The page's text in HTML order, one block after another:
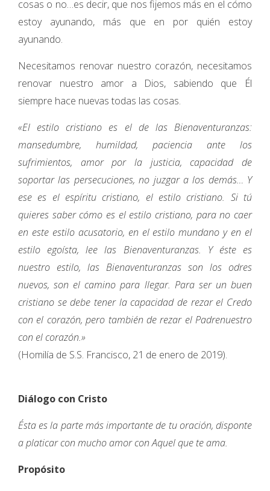
cosas o no…es decir, que nos fijemos más en el cómo
estoy ayunando, más que en por quién estoy
ayunando.
Necesitamos renovar nuestro corazón, necesitamos
renovar nuestro amor a Dios, sabiendo que Él
siempre hace nuevas todas las cosas.
«El estilo cristiano es el de las Bienaventuranzas:
mansedumbre, humildad, paciencia ante los
sufrimientos, amor por la justicia, capacidad de
soportar las persecuciones, no juzgar a los demás… Y
ese es el espíritu cristiano, el estilo cristiano. Si tú
quieres saber cómo es el estilo cristiano, para no caer
en este estilo acusatorio, en el estilo mundano y en el
estilo egoísta, lee las Bienaventuranzas. Y éste es
nuestro estilo, las Bienaventuranzas son los odres
nuevos, son el camino para llegar. Para ser un buen
cristiano se debe tener la capacidad de rezar el Credo
con el corazón, pero también de rezar el Padrenuestro
con el corazón.»
(Homilía de S.S. Francisco, 21 de enero de 2019).
Diálogo con Cristo
Ésta es la parte más importante de tu oración, disponte
a platicar con mucho amor con Aquel que te ama.
Propósito